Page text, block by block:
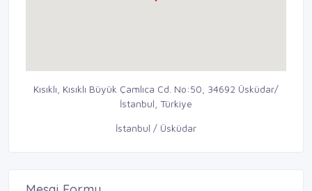
Kısıklı, Kısıklı Büyük Çamlıca Cd. No:50, 34692 Üsküdar/
İstanbul, Türkiye
İstanbul / Üsküdar